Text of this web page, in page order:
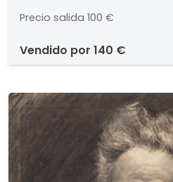
Precio salida 100 €
vendido por 140 €